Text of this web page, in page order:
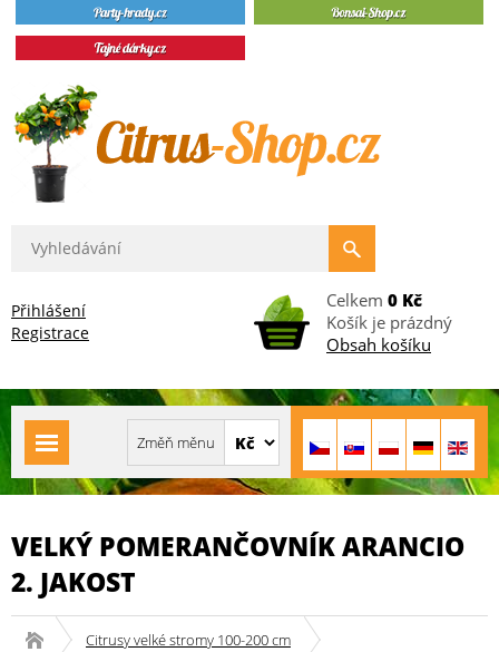
Přihlášení
Registrace
Celkem 0 Kč
Košík je prázdný
Obsah košíku
VELKÝ POMERANČOVNÍK ARANCIO
2. JAKOST
Citrusy velké stromy 100-200 cm